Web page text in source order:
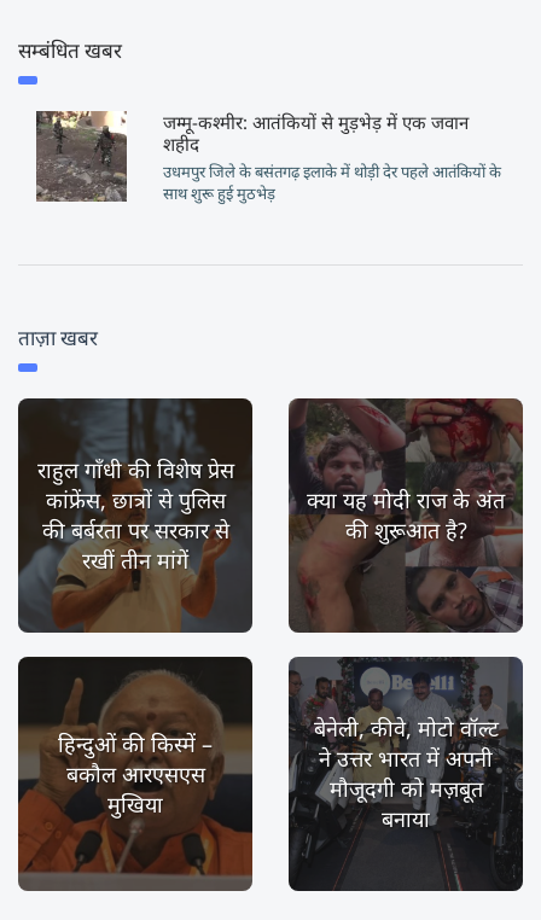
सम्बंधित खबर
जम्मू-कश्मीर: आतंकियों से मुड़भेड़ में एक जवान
शहीद
उधमपुर जिले के बसंतगढ़ इलाके में थोड़ी देर पहले आतंकियों के
साथ शुरू हुई मुठभेड़
ताज़ा खबर
राहुल गाँधी की विशेष प्रेस
कांफ्रेंस, छात्रों से पुलिस
की बर्बरता पर सरकार से
रखीं तीन मांगें
क्या यह मोदी राज के अंत
की शुरूआत है?
हिन्दुओं की किस्में –
बकौल आरएसएस
मुखिया
बेनेली, कीवे, मोटो वॉल्ट
ने उत्तर भारत में अपनी
मौजूदगी को मज़बूत
बनाया